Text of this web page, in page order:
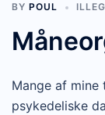
BY POUL
Mange af
psykedeliske